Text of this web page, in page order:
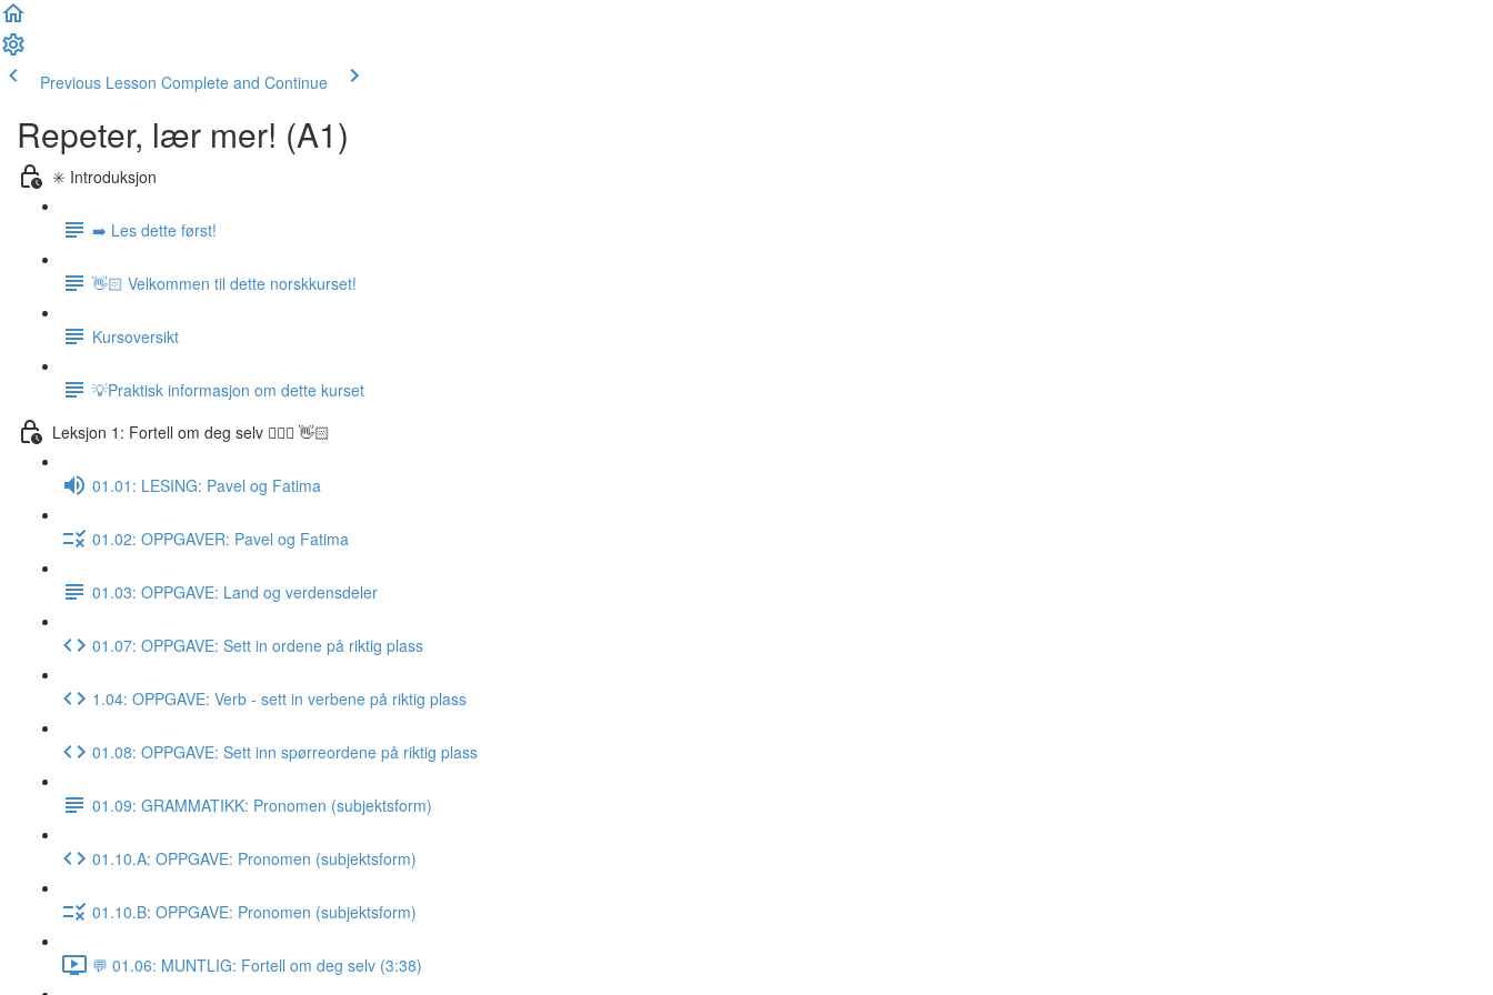
Previous Lesson Complete and Continue
Repeter, lær mer! (A1)
✳️ Introduksjon
➡️ Les dette først!
👋🏻 Velkommen til dette norskkurset!
Kursoversikt
💡Praktisk informasjon om dette kurset
Leksjon 1: Fortell om deg selv 🙋🏽‍♀️ 👋🏻
01.01: LESING: Pavel og Fatima
01.02: OPPGAVER: Pavel og Fatima
01.03: OPPGAVE: Land og verdensdeler
01.07: OPPGAVE: Sett in ordene på riktig plass
1.04: OPPGAVE: Verb - sett in verbene på riktig plass
01.08: OPPGAVE: Sett inn spørreordene på riktig plass
01.09: GRAMMATIKK: Pronomen (subjektsform)
01.10.A: OPPGAVE: Pronomen (subjektsform)
01.10.B: OPPGAVE: Pronomen (subjektsform)
💬 01.06: MUNTLIG: Fortell om deg selv (3:38)